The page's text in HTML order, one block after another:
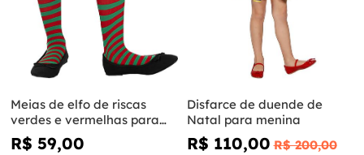
Meias de elfo de riscas
verdes e vermelhas para
menina
R$ 59,00
Disfarce de duende de
Natal para menina
R$ 110,00 R$ 200,00